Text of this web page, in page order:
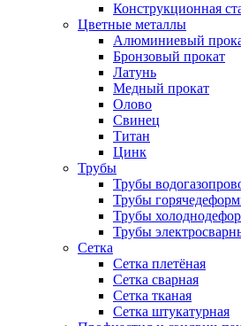
Конструкционная
Цветные металлы
Алюминиевый
Бронзовый прокат
Латунь
Медный прокат
Олово
Свинец
Титан
Цинк
Трубы
Трубы
Трубы
Трубы
Трубы
Сетка
Сетка плетёная
Сетка сварная
Сетка тканая
Сетка штукатурная